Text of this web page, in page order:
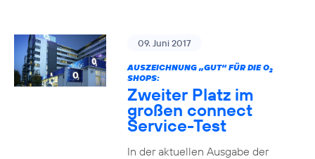
09. Juni 2017
AUSZEICHNUNG „GUT“ FÜR DIE O2
SHOPS:
Zweiter Platz im
großen connect
Service-Test
In der aktuellen Ausgabe der